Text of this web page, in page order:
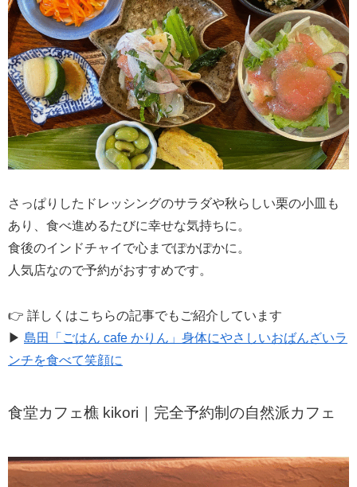
さっぱりしたドレッシングのサラダや秋らしい栗の小皿も
あり、食べ進めるたびに幸せな気持ちに。
食後のインドチャイで心までぽかぽかに。
人気店なので予約がおすすめです。
👉 詳しくはこちらの記事でもご紹介しています
▶ 島田「ごはん cafe かりん」身体にやさしいおばんざいラ
ンチを食べて笑顔に
食堂カフェ樵 kikori｜完全予約制の自然派カフェ